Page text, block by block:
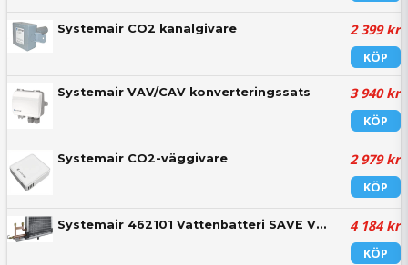
Systemair CO2 kanalgivare 2 399 kr
KÖP
Systemair VAV/CAV konverteringssats 3 940 kr
KÖP
Systemair CO2-väggivare 2 979 kr
KÖP
Systemair 462101 Vattenbatteri SAVE VSR 700 4 184 kr
KÖP